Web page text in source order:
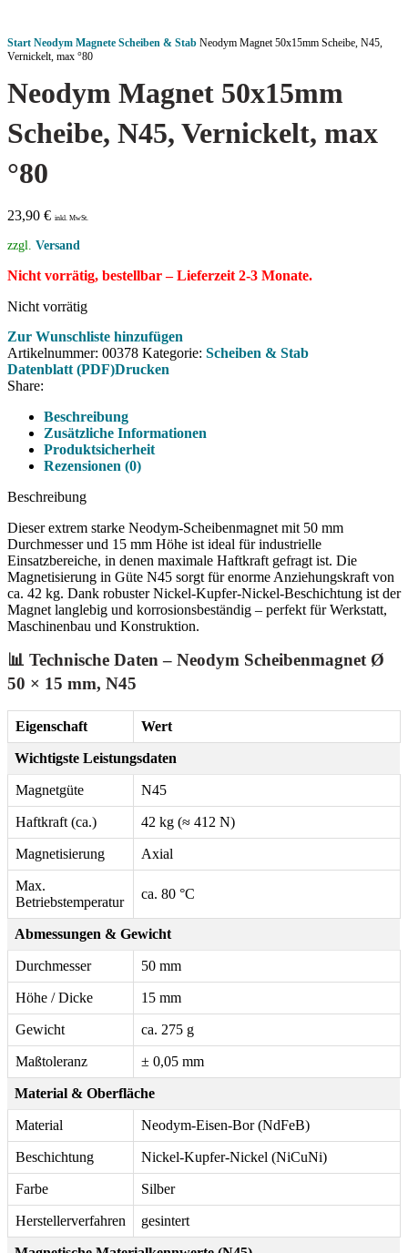
Start Neodym Magnete Scheiben & Stab Neodym Magnet 50x15mm Scheibe, N45,
Vernickelt, max °80
Neodym Magnet 50x15mm
Scheibe, N45, Vernickelt, max
°80
23,90 € inkl. MwSt.
zzgl. Versand
Nicht vorrätig, bestellbar – Lieferzeit 2-3 Monate.
Nicht vorrätig
Zur Wunschliste hinzufügen
Artikelnummer: 00378 Kategorie: Scheiben & Stab
Datenblatt (PDF)Drucken
Share:
Beschreibung
Zusätzliche Informationen
Produktsicherheit
Rezensionen (0)
Beschreibung
Dieser extrem starke Neodym-Scheibenmagnet mit 50 mm
Durchmesser und 15 mm Höhe ist ideal für industrielle
Einsatzbereiche, in denen maximale Haftkraft gefragt ist. Die
Magnetisierung in Güte N45 sorgt für enorme Anziehungskraft von
ca. 42 kg. Dank robuster Nickel-Kupfer-Nickel-Beschichtung ist der
Magnet langlebig und korrosionsbeständig – perfekt für Werkstatt,
Maschinenbau und Konstruktion.
📊 Technische Daten – Neodym Scheibenmagnet Ø
50 × 15 mm, N45
Eigenschaft Wert
Wichtigste Leistungsdaten
Magnetgüte N45
Haftkraft (ca.) 42 kg (≈ 412 N)
Magnetisierung Axial
Max.
Betriebstemperatur
ca. 80 °C
Abmessungen & Gewicht
Durchmesser 50 mm
Höhe / Dicke 15 mm
Gewicht ca. 275 g
Maßtoleranz ± 0,05 mm
Material & Oberfläche
Material Neodym-Eisen-Bor (NdFeB)
Beschichtung Nickel-Kupfer-Nickel (NiCuNi)
Farbe Silber
Herstellerverfahren gesintert